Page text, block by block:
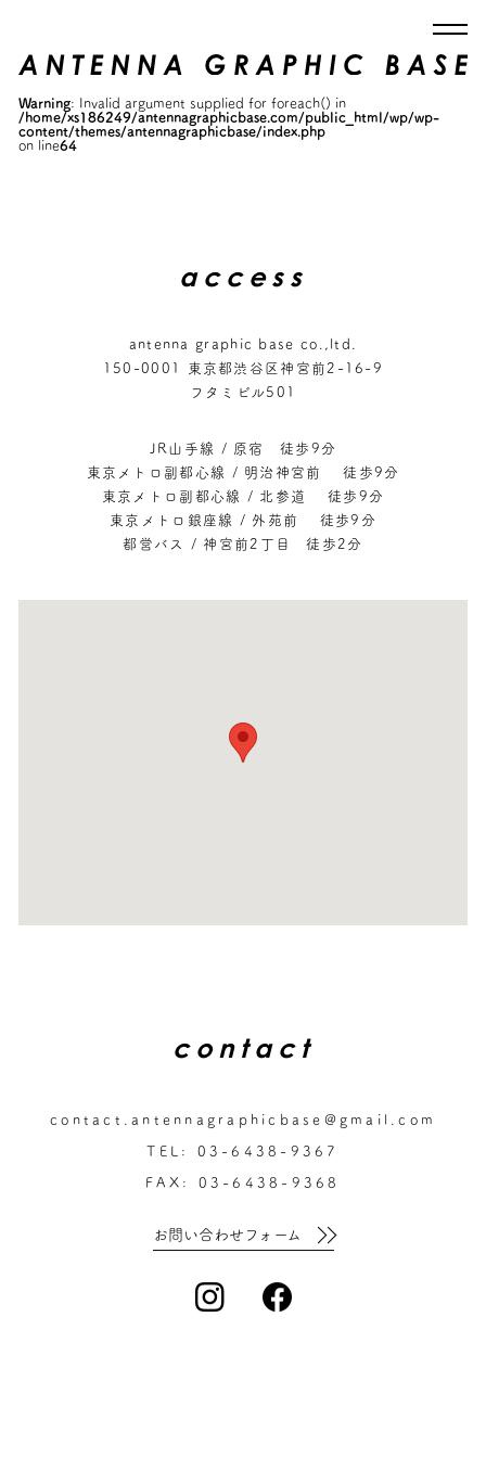
Warning: Invalid argument supplied for foreach() in
/home/xs186249/antennagraphicbase.com/public_html/wp/wp-
content/themes/antennagraphicbase/index.php
on line64
access
antenna graphic base co.,ltd.
150-0001 東京都渋谷区神宮前2-16-9
フタミビル501
JR山手線 / 原宿 徒歩9分
東京メトロ副都心線 / 明治神宮前 徒歩9分
東京メトロ副都心線 / 北参道 徒歩9分
東京メトロ銀座線 / 外苑前 徒歩9分
都営バス / 神宮前2丁目 徒歩2分
contact
contact.antennagraphicbase@gmail.com
TEL: 03-6438-9367
FAX: 03-6438-9368
お問い合わせフォーム